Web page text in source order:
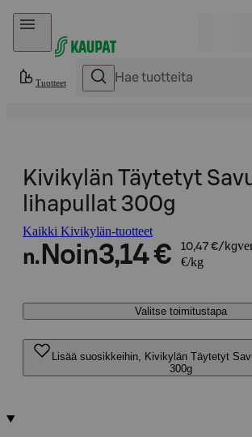
Hyppää sisältöön
Tuotteet
Kivikylän Täytetyt
lihapullat 300g
Kaikki Kivikylän-tuotteet
n. Noin3,14 € 10,47 €/kg
€/kg
Valitse toimitustapa
Lisää suosikkeihin, Kivikylän Täytetyt
300g